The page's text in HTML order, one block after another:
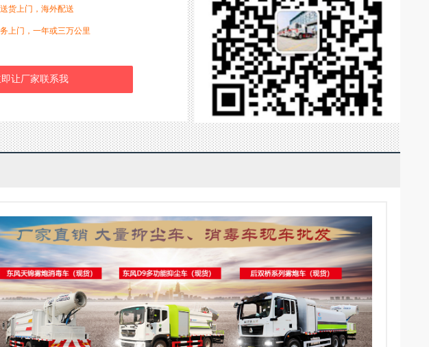
货上门，海外配送
务上门，一年或三万公里